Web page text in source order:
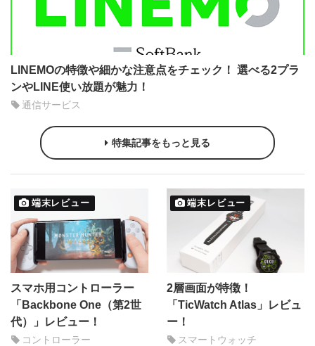
LINEMOの特徴や細かな注意点をチェック！ 選べる2プラ
ンやLINE使い放題が魅力！
通信サービス
特集記事をもっと見る
端末レビュー
スマホ用コントローラー
「Backbone One（第2世
代）」レビュー！
コントローラー
端末レビュー
2層画面が特徴！
「TicWatch Atlas」レビュ
ー！
スマートウォッチ